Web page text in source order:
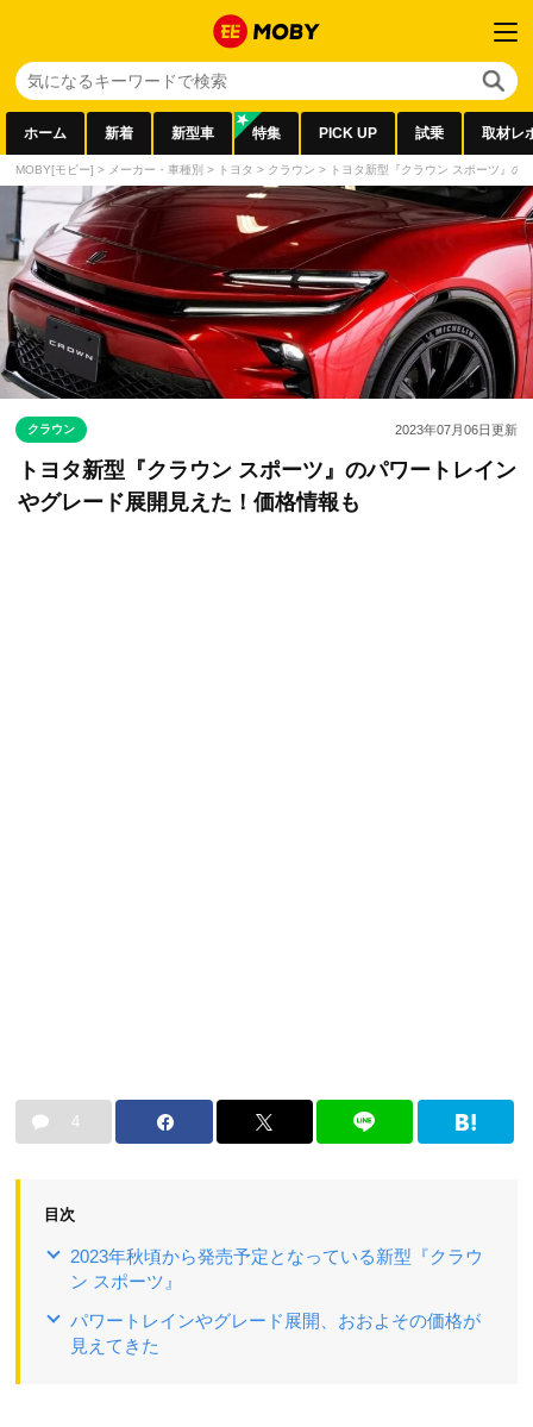
ホーム 新着 新型車 特集 PICK UP 試乗 取材レ
MOBY[モビー] > メーカー・車種別 > トヨタ > クラウン > トヨタ新型『クラウン スポーツ』の
クラウン 2023年07月06日更新
トヨタ新型『クラウン スポーツ』のパワートレイン
やグレード展開見えた！価格情報も
4
目次
2023年秋頃から発売予定となっている新型『クラウ
ン スポーツ』
パワートレインやグレード展開、おおよその価格が
見えてきた